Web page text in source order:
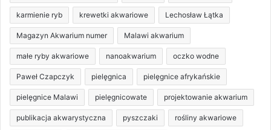
karmienie ryb krewetki akwariowe Lechosław Łątka
Magazyn Akwarium numer Malawi akwarium
małe ryby akwariowe nanoakwarium oczko wodne
Paweł Czapczyk pielęgnica pielęgnice afrykańskie
pielęgnice Malawi pielęgnicowate projektowanie akwarium
publikacja akwarystyczna pyszczaki rośliny akwariowe